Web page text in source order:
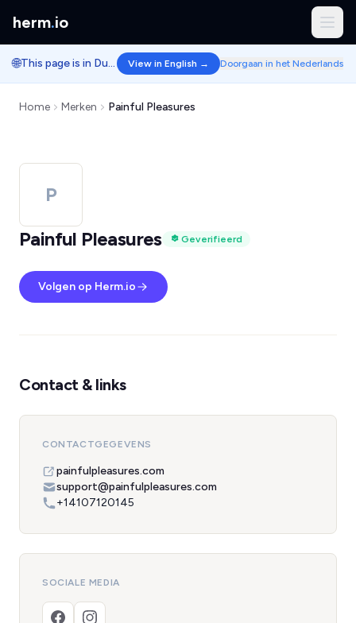
herm.io
🌐 This page is in Dutch. View in English → Doorgaan in het Nederlands
Home Merken Painful Pleasures
P
Painful Pleasures
Geverifieerd
Volgen op Herm.io
Contact & links
CONTACTGEGEVENS
painfulpleasures.com
support@painfulpleasures.com
+14107120145
SOCIALE MEDIA